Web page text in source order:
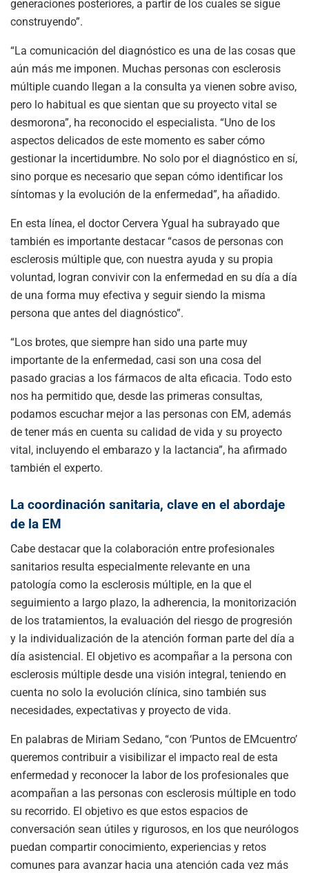
generaciones posteriores, a partir de los cuales se sigue
construyendo”.
“La comunicación del diagnóstico es una de las cosas que
aún más me imponen. Muchas personas con esclerosis
múltiple cuando llegan a la consulta ya vienen sobre aviso,
pero lo habitual es que sientan que su proyecto vital se
desmorona”, ha reconocido el especialista. “Uno de los
aspectos delicados de este momento es saber cómo
gestionar la incertidumbre. No solo por el diagnóstico en sí,
sino porque es necesario que sepan cómo identificar los
síntomas y la evolución de la enfermedad”, ha añadido.
En esta línea, el doctor Cervera Ygual ha subrayado que
también es importante destacar “casos de personas con
esclerosis múltiple que, con nuestra ayuda y su propia
voluntad, logran convivir con la enfermedad en su día a día
de una forma muy efectiva y seguir siendo la misma
persona que antes del diagnóstico”.
“Los brotes, que siempre han sido una parte muy
importante de la enfermedad, casi son una cosa del
pasado gracias a los fármacos de alta eficacia. Todo esto
nos ha permitido que, desde las primeras consultas,
podamos escuchar mejor a las personas con EM, además
de tener más en cuenta su calidad de vida y su proyecto
vital, incluyendo el embarazo y la lactancia”, ha afirmado
también el experto.
La coordinación sanitaria, clave en el abordaje
de la EM
Cabe destacar que la colaboración entre profesionales
sanitarios resulta especialmente relevante en una
patología como la esclerosis múltiple, en la que el
seguimiento a largo plazo, la adherencia, la monitorización
de los tratamientos, la evaluación del riesgo de progresión
y la individualización de la atención forman parte del día a
día asistencial. El objetivo es acompañar a la persona con
esclerosis múltiple desde una visión integral, teniendo en
cuenta no solo la evolución clínica, sino también sus
necesidades, expectativas y proyecto de vida.
En palabras de Miriam Sedano, “con ‘Puntos de EMcuentro’
queremos contribuir a visibilizar el impacto real de esta
enfermedad y reconocer la labor de los profesionales que
acompañan a las personas con esclerosis múltiple en todo
su recorrido. El objetivo es que estos espacios de
conversación sean útiles y rigurosos, en los que neurólogos
puedan compartir conocimiento, experiencias y retos
comunes para avanzar hacia una atención cada vez más